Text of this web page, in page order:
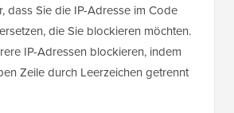
dass Sie die IP-Adresse im Code
die Sie blockieren möchten.
IP-Adressen blockieren, indem
Zeile durch Leerzeichen getrennt